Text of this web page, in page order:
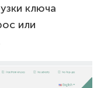
ключа
или